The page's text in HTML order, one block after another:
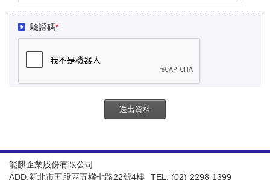
驗證碼*
送出資料
能麒企業股份有限公司
ADD.新北市五股區五權七路22號4樓
TEL. (02)-2298-1399